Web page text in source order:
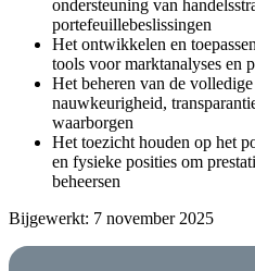
ondersteuning van
portefeuillebeslissingen
Het ontwikkelen en
tools voor marktanalyses en
Het beheren van de
nauwkeurigheid,
waarborgen
Het toezicht houden op het
en fysieke posities om
beheersen
Bijgewerkt: 7 november 2025